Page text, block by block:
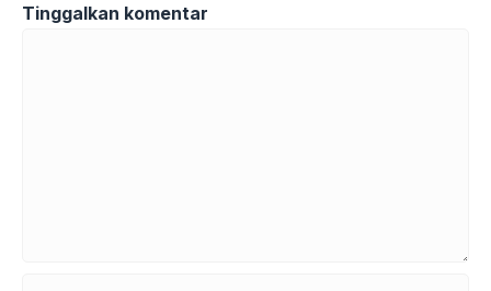
Tinggalkan komentar